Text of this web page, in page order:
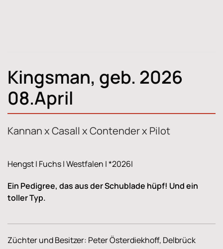
Kingsman, geb. 2026
08.April
Kannan x Casall x Contender x Pilot
Hengst | Fuchs | Westfalen | *2026|
Ein Pedigree, das aus der Schublade hüpf! Und ein
toller Typ.
Züchter und Besitzer: Peter Österdiekhoff, Delbrück